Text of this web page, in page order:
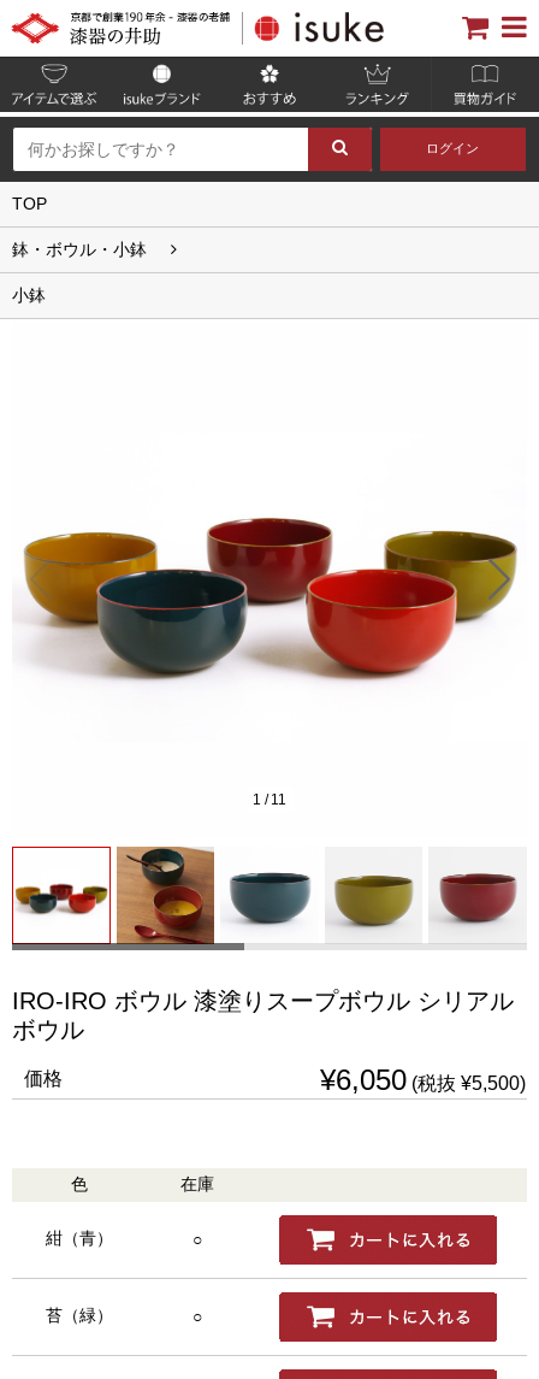
ログイン
TOP
鉢・ボウル・小鉢
小鉢
1 /11
IRO-IRO ボウル 漆塗りスープボウル シリアル
ボウル
価格 ¥6,050 (税抜 ¥5,500)
色 在庫
紺（青） ○
苔（緑） ○